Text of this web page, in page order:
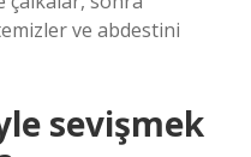
ve abdestini
sevişmek